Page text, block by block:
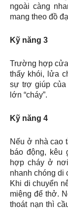
ngoài càng
mang theo đồ
Kỹ năng 3
Trường hợp
thấy khói, lửa
sự trợ giúp
lớn “cháy”.
Kỹ năng 4
Nếu ở nhà cao
báo động,
hợp cháy ở
nhanh chóng di
Khi di chuyển
miệng để thở.
thoát nạn thì